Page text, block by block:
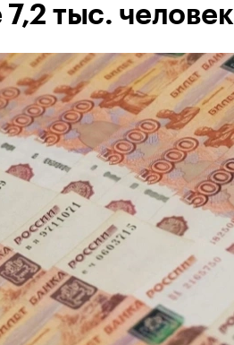
тыс. человек